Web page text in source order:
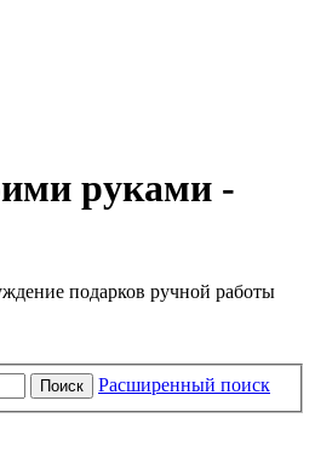
руками -
подарков ручной работы
Поиск Расширенный поиск